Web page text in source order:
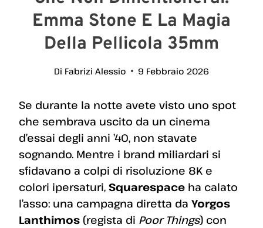
Emma Stone E La Magia
Della Pellicola 35mm
Di Fabrizi Alessio 9 Febbraio 2026
Se durante la notte avete visto uno spot
che sembrava uscito da un cinema
d’essai degli anni ’40, non stavate
sognando. Mentre i brand miliardari si
sfidavano a colpi di risoluzione 8K e
colori ipersaturi, Squarespace ha calato
l’asso: una campagna diretta da Yorgos
Lanthimos (regista di Poor Things) con